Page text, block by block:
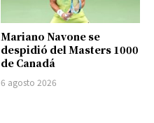
Mariano Navone se
despidió del Masters 1000
de Canadá
6 agosto 2026